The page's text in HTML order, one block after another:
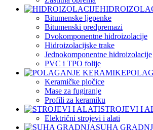
Bitumenske ljepenke
Bitumenski predpremazi
Dvokomponentne hidroizolacije
Hidroizolacijske trake
Jednokomponentne hidroizolacije
PVC i TPO folije
Keramičke pločice
Mase za fugiranje
Profili za keramiku
STROJEVI I
Električni strojevi i alati
SUHA